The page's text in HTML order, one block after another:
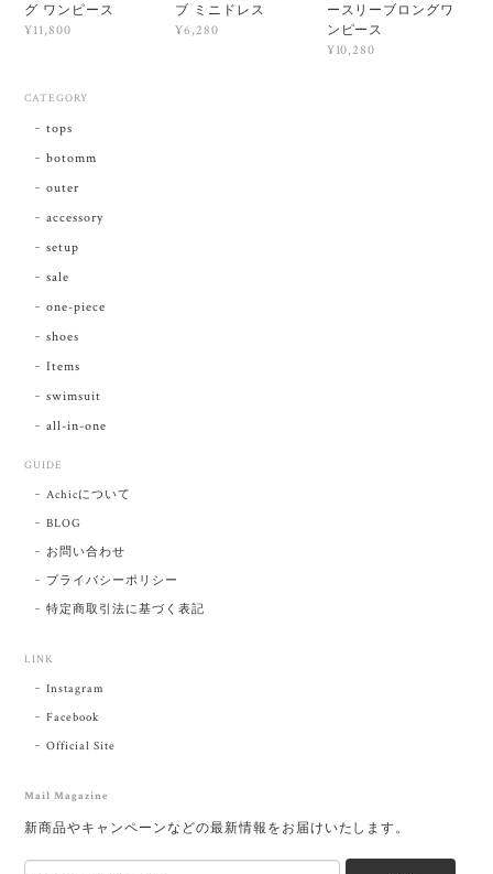
グ ワンピース
¥11,800
ブ ミニドレス
¥6,280
ースリーブロングワ
ンピース
¥10,280
CATEGORY
tops
botomm
outer
accessory
setup
sale
one-piece
shoes
Items
swimsuit
all-in-one
GUIDE
Achicについて
BLOG
お問い合わせ
プライバシーポリシー
特定商取引法に基づく表記
LINK
Instagram
Facebook
Official Site
Mail Magazine
新商品やキャンペーンなどの最新情報をお届けいたします。